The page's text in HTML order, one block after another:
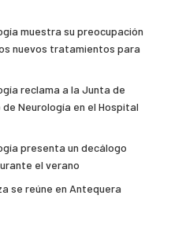
muestra su preocupación
nuevos tratamientos para
reclama a la Junta de
Neurología en el Hospital
presenta un decálogo
el verano
se reúne en Antequera